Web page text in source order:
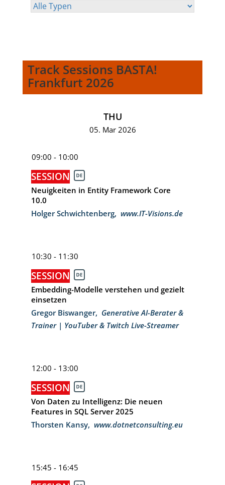
Track Sessions BASTA!
Frankfurt 2026
THU
05. Mar 2026
09:00 - 10:00
SESSION
Neuigkeiten in Entity Framework Core
10.0
Holger Schwichtenberg, www.IT-Visions.de
10:30 - 11:30
SESSION
Embedding-Modelle verstehen und gezielt
einsetzen
Gregor Biswanger, Generative AI-Berater &
Trainer | YouTuber & Twitch Live-Streamer
12:00 - 13:00
SESSION
Von Daten zu Intelligenz: Die neuen
Features in SQL Server 2025
Thorsten Kansy, www.dotnetconsulting.eu
15:45 - 16:45